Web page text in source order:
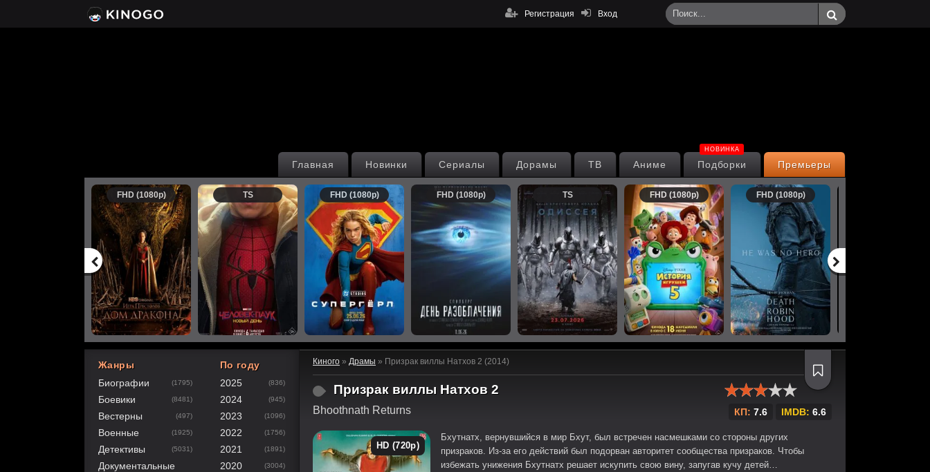
Вход
Регистрация
Премьеры
Подборки
НОВИНКА
Аниме
ТВ
Дорамы
Сериалы
Новинки
Главная
FHD (1080p) TS FHD (1080p) FHD (1080p) TS FHD (1080p) FHD (1080p)
Киного » Драмы » Призрак виллы Натхов 2 (2014)
Призрак виллы Натхов 2
Bhoothnath Returns
60
1 2 3 4
КП: 7.6 IMDB: 6.6
HD (720p)
Бхутнатх, вернувшийся в мир Бхут, был встречен насмешками со стороны других
призраков. Из-за его действий был подорван авторитет сообщества призраков. Чтобы
избежать унижения Бхутнатх решает искупить свою вину, запугав кучу детей…
Жанры
Биографии
(1795)
Боевики (8481)
Вестерны (497)
Военные (1925)
Детективы (5031)
Документальные
По году
2025
(836)
2024 (945)
2023 (1096)
2022 (1756)
2021 (1891)
2020 (3004)